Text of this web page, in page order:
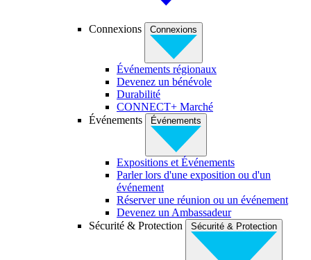
Connexions Connexions
Événements régionaux
Devenez un bénévole
Durabilité
CONNECT+ Marché
Événements
Événements
Expositions et Événements
Parler lors d'une exposition ou d'un
événement
Réserver une réunion ou un événement
Devenez un Ambassadeur
Sécurité & Protection
Sécurité & Protection